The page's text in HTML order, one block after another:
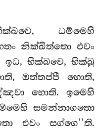
ධම්මෙහි
නික්ඛිත්තො එවං
භික්ඛවෙ, භික්ඛු
ඔත්තප්පී හොති,
හොති. ඉමෙහි
සමන්නාගතො
එවං සග්ගෙ’’ති.